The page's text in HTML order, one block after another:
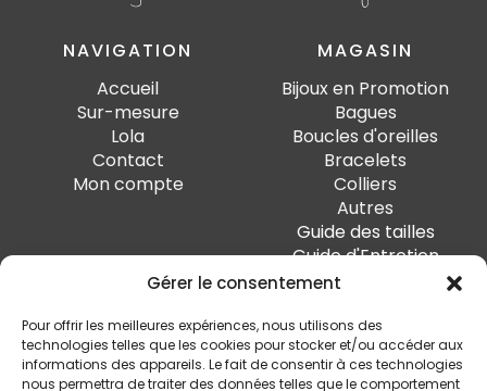
Gérer le consentement
Pour offrir les meilleures expériences, nous utilisons des
technologies telles que les cookies pour stocker et/ou accéder aux
informations des appareils. Le fait de consentir à ces technologies
nous permettra de traiter des données telles que le comportement
NAVIGATION
Accueil
Sur-mesure
Lola
Contact
Mon compte
MAGASIN
Bijoux en Promotion
Bagues
Boucles d'oreilles
Bracelets
Colliers
Autres
Guide des tailles
Guide d'Entretien